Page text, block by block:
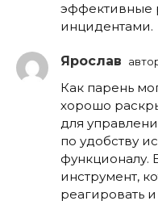
эффективные
инцидентами.
Ярослав
Как парень
хорошо
для
по удобству
функционалу.
инструмент,
реагировать